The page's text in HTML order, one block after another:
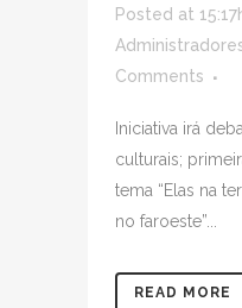
Posted at
Comments
Iniciativa irá
culturais;
tema “Elas na
no faroeste”...
READ MORE